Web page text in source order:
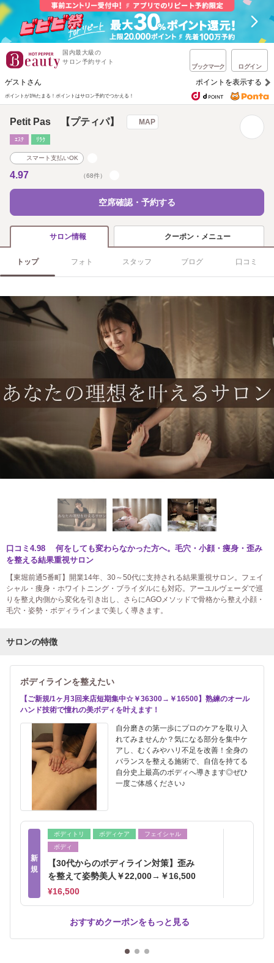
国内最大級の
サロン予約サイト
ブックマーク ログイン
ゲストさん ポイントを表示する
ポイントが1%たまる！ ポイントはサロン予約でつかえる！
Petit Pas 【プティパ】 MAP
ｴｽﾃ ﾘﾗｸ
スマート支払いOK
4.97 （68件）
空席確認・予約する
サロン情報 クーポン・メニュー
トップ フォト スタッフ ブログ 口コミ
口コミ4.98 何をしても変わらなかった方へ。毛穴・小顔・痩身・歪み
を整える結果重視サロン
【東堀前通5番町】開業14年、30～50代に支持される結果重視サロン。フェイ
シャル・痩身・ホワイトニング・ブライダルにも対応。アーユルヴェーダで巡
りを整え内側から変化を引き出し、さらにAGOメソッドで骨格から整え小顔・
毛穴・姿勢・ボディラインまで美しく導きます。
サロンの特徴
ボディラインを整えたい
【ご新規/1ヶ月3回来店短期集中☆￥36300→￥16500】熟練のオール
ハンド技術で憧れの美ボディを叶えます！
自分磨きの第一歩にプロのケアを取り入
れてみませんか？気になる部分を集中ケ
アし、むくみやハリ不足を改善！全身の
バランスを整える施術で、自信を持てる
自分史上最高のボディへ導きます◎ぜひ
一度ご体感ください♪
新
規
ボディトリ ボディケア
フェイシャル
ボディ
【30代からのボディライン対策】歪み
を整えて姿勢美人￥22,000→￥16,500
¥16,500
おすすめクーポンをもっと見る